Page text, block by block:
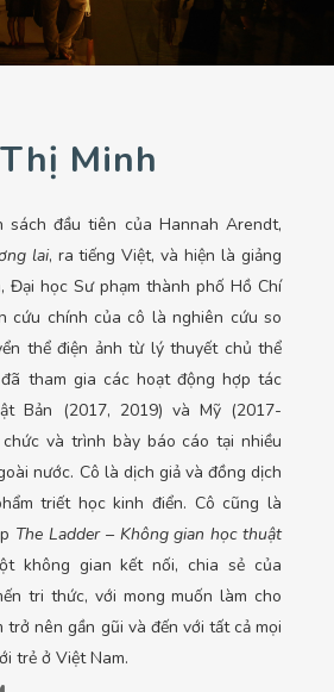
Minh
sách đầu tiên của Hannah Arendt,
lai, ra tiếng Việt, và hiện là giảng
Đại học Sư phạm thành phố Hồ Chí
cứu chính của cô là nghiên cứu so
thể điện ảnh từ lý thuyết chủ thể
tham gia các hoạt động hợp tác
Bản (2017, 2019) và Mỹ (2017-
và trình bày báo cáo tại nhiều
nước. Cô là dịch giả và đồng dịch
triết học kinh điển. Cô cũng là
The Ladder – Không gian học thuật
không gian kết nối, chia sẻ của
tri thức, với mong muốn làm cho
nên gần gũi và đến với tất cả mọi
trẻ ở Việt Nam.